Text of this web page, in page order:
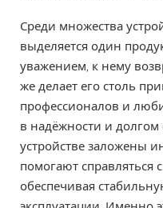
Среди множества
выделяется один
уважением, к нему
же делает его столь
профессионалов и
в надёжности и долгом
устройстве заложены
помогают справляться
обеспечивая